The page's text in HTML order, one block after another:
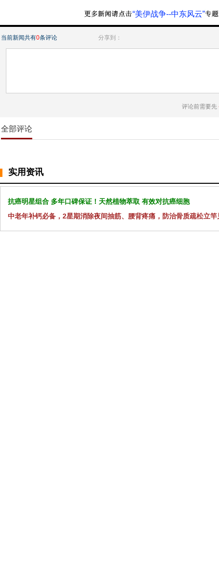
“美伊战争--中东风云”
当前新闻共有0条评论 分享到：
评论前需要先
全部评论
实用资讯
抗癌明星组合 多年口碑保证！天然植物萃取 有效对抗癌细胞
中老年补钙必备，2星期消除夜间抽筋、腰背疼痛，防治骨质疏松立竿